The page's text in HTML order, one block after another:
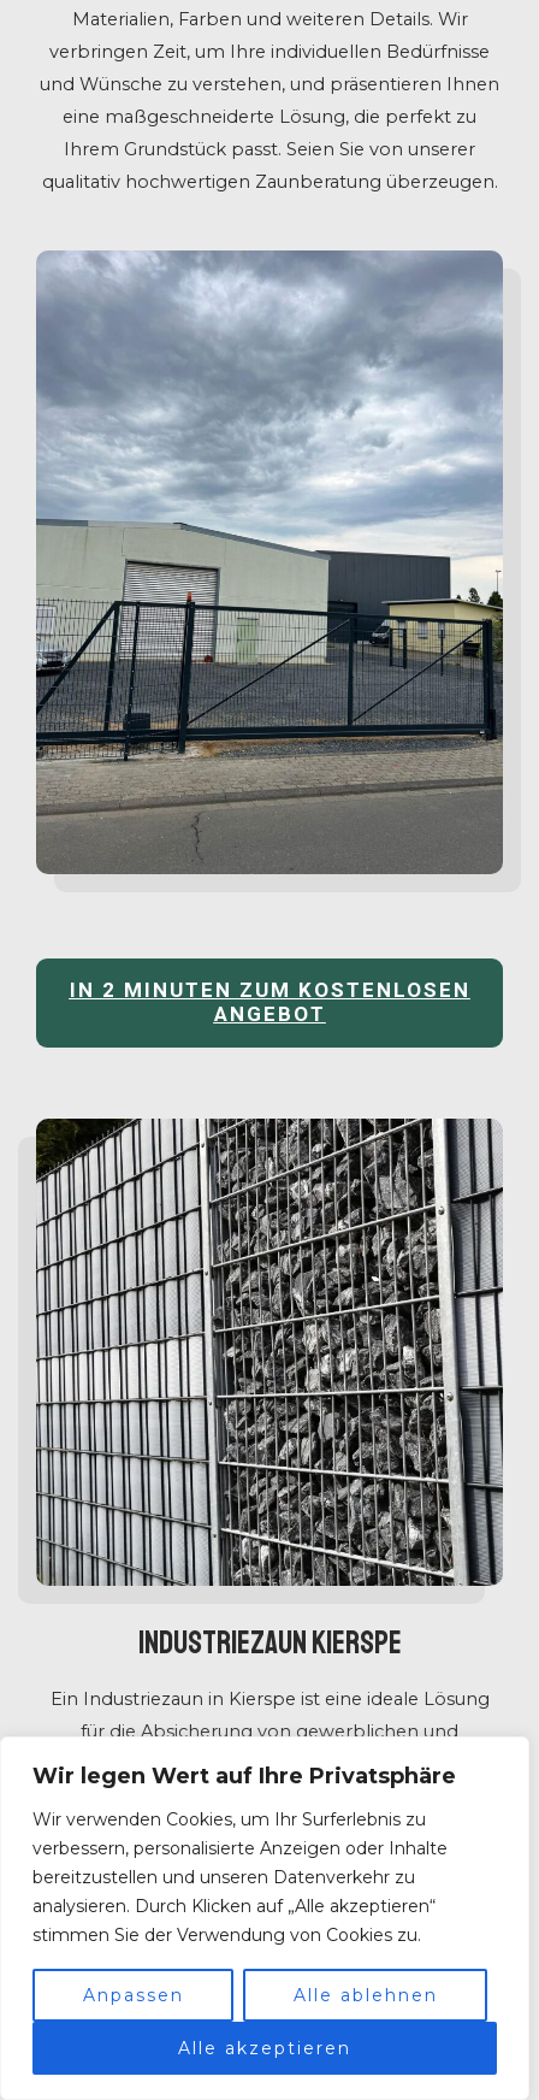
Wir legen Wert auf Ihre Privatsphäre
Wir verwenden Cookies, um Ihr Surferlebnis zu
verbessern, personalisierte Anzeigen oder Inhalte
bereitzustellen und unseren Datenverkehr zu
analysieren. Durch Klicken auf „Alle akzeptieren“
stimmen Sie der Verwendung von Cookies zu.
Anpassen Alle ablehnen
Alle akzeptieren
Materialien, Farben und weiteren Details. Wir
verbringen Zeit, um Ihre individuellen Bedürfnisse
und Wünsche zu verstehen, und präsentieren Ihnen
eine maßgeschneiderte Lösung, die perfekt zu
Ihrem Grundstück passt. Seien Sie von unserer
qualitativ hochwertigen Zaunberatung überzeugen.
IN 2 MINUTEN ZUM KOSTENLOSEN
ANGEBOT
Industriezaun Kierspe
Ein Industriezaun in Kierspe ist eine ideale Lösung
für die Absicherung von gewerblichen und
industriellen Bereichen. Unsere Industriezäune
wirksamen Schutz vor unerlaubtem Eindringen.
Mit unserer langjährigen Erfahrung im Bereich des
maßgeschneiderte Lösungen, die allen
Anforderungen gerecht werden. Egal, ob Sie ein
Firmengelände, eine Produktionsstätte oder eine